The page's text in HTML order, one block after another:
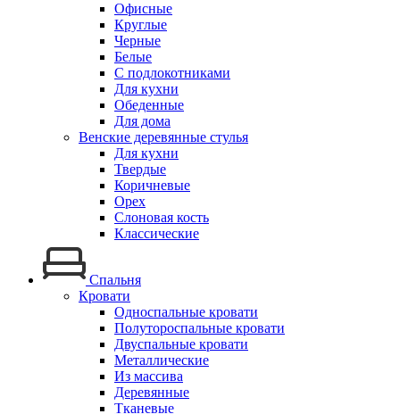
Офисные
Круглые
Черные
Белые
С подлокотниками
Для кухни
Обеденные
Для дома
Венские деревянные стулья
Для кухни
Твердые
Коричневые
Орех
Слоновая кость
Классические
Спальня
Кровати
Односпальные кровати
Полутороспальные кровати
Двуспальные кровати
Металлические
Из массива
Деревянные
Тканевые